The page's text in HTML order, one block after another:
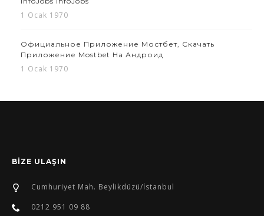
1 Ocak 1970
Официальное Приложение Мостбет, Скачать
Приложение Mostbet На Андроид
1 Ocak 1970
BİZE ULAŞIN
Cumhuriyet Mah. Beylikdüzü/İstanbul
0212 951 09 88